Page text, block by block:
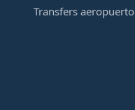
Transfers aeropuerto